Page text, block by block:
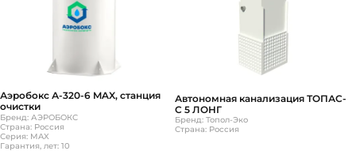
Аэробокс А-320-6 MAX, станция
очистки
Бренд: АЭРОБОКС
Страна: Россия
Серия: MAX
Гарантия, лет: 10
Автономная канализация ТОПАС-
С 5 ЛОНГ
Бренд: Топол-Эко
Страна: Россия